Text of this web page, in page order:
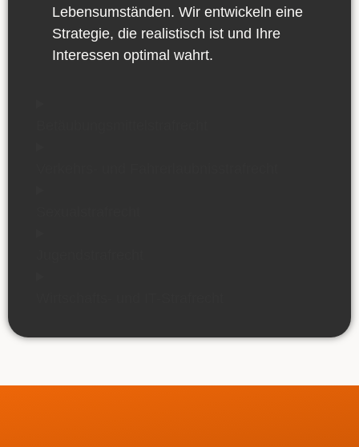
Lebensumständen. Wir entwickeln eine
Strategie, die realistisch ist und Ihre
Interessen optimal wahrt.